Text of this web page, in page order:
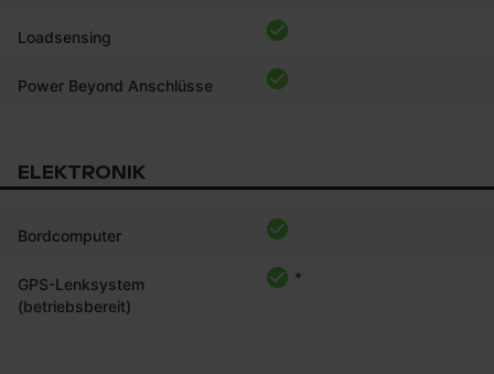
Loadsensing
Power Beyond Anschlüsse
ELEKTRONIK
Bordcomputer
GPS-Lenksystem
(betriebsbereit)
*